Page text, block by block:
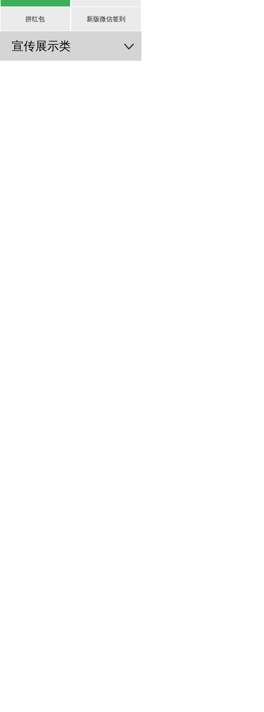
拼红包 新版微信签到
宣传展示类